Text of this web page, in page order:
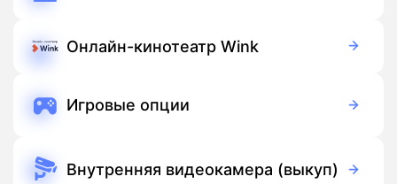
Подписка 900 руб./мес
Онлайн-кинотеатр Wink
Подписка
Игровые опции
Внутренняя видеокамера (выкуп)